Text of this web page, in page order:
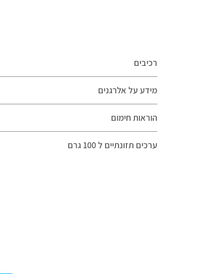
את המארז המושלם בעינכם :)
ויטופיה - הבית הטבעוני שלכם
רכיבים
מידע על אלרגנים
הוראות חימום
ערכים תזונתיים ל 100 גרם